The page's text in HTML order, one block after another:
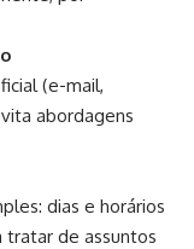
(e-mail,
abordagens
dias e horários
tratar de assuntos